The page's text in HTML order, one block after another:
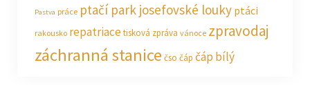
Pastva práce ptačí park josefovské louky ptáci
rakousko repatriacetisková zpráva vánoce zpravodaj
záchranná stanice čso čáp čáp bílý